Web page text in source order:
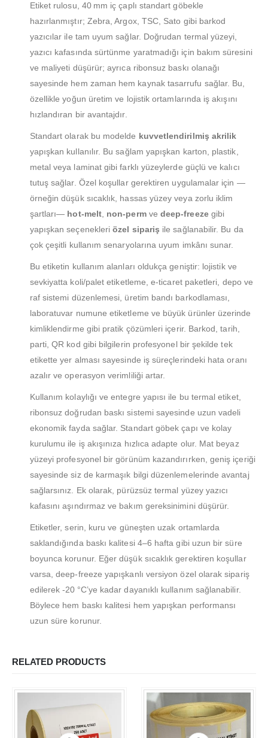
Etiket rulosu, 40 mm iç çaplı standart göbekle
hazırlanmıştır; Zebra, Argox, TSC, Sato gibi barkod
yazıcılar ile tam uyum sağlar. Doğrudan termal yüzeyi,
yazıcı kafasında sürtünme yaratmadığı için bakım süresini
ve maliyeti düşürür; ayrıca ribonsuz baskı olanağı
sayesinde hem zaman hem kaynak tasarrufu sağlar. Bu,
özellikle yoğun üretim ve lojistik ortamlarında iş akışını
hızlandıran bir avantajdır.
Standart olarak bu modelde kuvvetlendirilmiş akrilik
yapışkan kullanılır. Bu sağlam yapışkan karton, plastik,
metal veya laminat gibi farklı yüzeylerde güçlü ve kalıcı
tutuş sağlar. Özel koşullar gerektiren uygulamalar için —
örneğin düşük sıcaklık, hassas yüzey veya zorlu iklim
şartları— hot‑melt, non‑permve deep‑freezegibi
yapışkan seçenekleriözel sipariş ile sağlanabilir. Bu da
çok çeşitli kullanım senaryolarına uyum imkânı sunar.
Bu etiketin kullanım alanları oldukça geniştir: lojistik ve
sevkiyatta koli/palet etiketleme, e‑ticaret paketleri, depo ve
raf sistemi düzenlemesi, üretim bandı barkodlaması,
laboratuvar numune etiketleme ve büyük ürünler üzerinde
kimliklendirme gibi pratik çözümleri içerir. Barkod, tarih,
parti, QR kod gibi bilgilerin profesyonel bir şekilde tek
etikette yer alması sayesinde iş süreçlerindeki hata oranı
azalır ve operasyon verimliliği artar.
Kullanım kolaylığı ve entegre yapısı ile bu termal etiket,
ribonsuz doğrudan baskı sistemi sayesinde uzun vadeli
ekonomik fayda sağlar. Standart göbek çapı ve kolay
kurulumu ile iş akışınıza hızlıca adapte olur. Mat beyaz
yüzeyi profesyonel bir görünüm kazandırırken, geniş içeriği
sayesinde siz de karmaşık bilgi düzenlemelerinde avantaj
sağlarsınız. Ek olarak, pürüzsüz termal yüzey yazıcı
kafasını aşındırmaz ve bakım gereksinimini düşürür.
Etiketler, serin, kuru ve güneşten uzak ortamlarda
saklandığında baskı kalitesi 4–6 hafta gibi uzun bir süre
boyunca korunur. Eğer düşük sıcaklık gerektiren koşullar
varsa, deep‑freeze yapışkanlı versiyon özel olarak sipariş
edilerek -20 °C’ye kadar dayanıklı kullanım sağlanabilir.
Böylece hem baskı kalitesi hem yapışkan performansı
uzun süre korunur.
RELATED PRODUCTS
MÜŞTERI HIZMETLERI
İletişim
Teslimat
İade ve Geri Ödeme Politikası
HAKKIMIZDA
Hakkımızda
İş Başvurusu
ETIKET ÜRÜNLERIMIZ
Baskılı Etiket Üretimi
Yuvarlak Etiketler